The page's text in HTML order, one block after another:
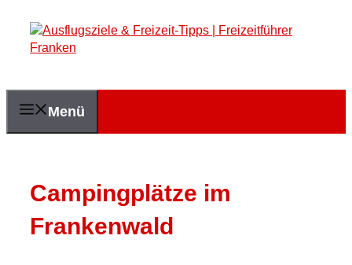
Inhalt
springen
Menü
Campingplätze im
Frankenwald